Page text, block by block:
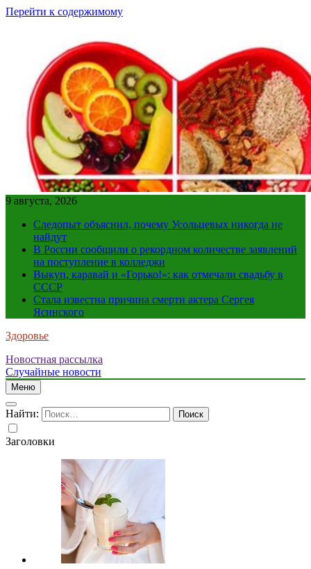
Перейти к содержимому
9 августа, 2026
Следопыт объяснил, почему Усольцевых никогда не
найдут
В России сообщили о рекордном количестве заявлений
на поступление в колледжи
Выкуп, каравай и «Горько!»: как отмечали свадьбу в
СССР
Стала известна причина смерти актера Сергея
Ясинского
Здоровье
Новостная рассылка
Случайные новости
Меню
Найти:
Заголовки